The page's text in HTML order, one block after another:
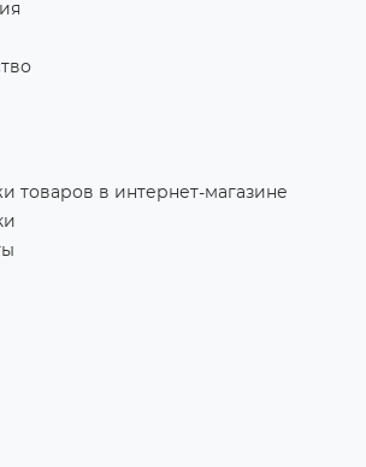
товаров в интернет-магазине